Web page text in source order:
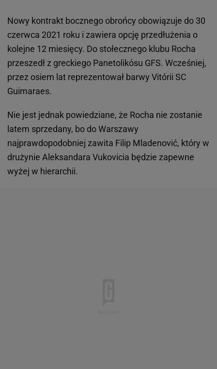
Nowy kontrakt bocznego obrońcy obowiązuje do 30
czerwca 2021 roku i zawiera opcję przedłużenia o
kolejne 12 miesięcy. Do stołecznego klubu Rocha
przeszedł z greckiego Panetolikósu GFS. Wcześniej,
przez osiem lat reprezentował barwy Vitórii SC
Guimaraes.
Nie jest jednak powiedziane, że Rocha nie zostanie
latem sprzedany, bo do Warszawy
najprawdopodobniej zawita Filip Mladenović, który w
drużynie Aleksandara Vukovicia będzie zapewne
wyżej w hierarchii.